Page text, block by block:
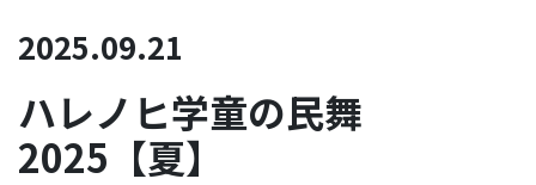
2025.09.21
ハレノヒ学童の民舞
2025【夏】